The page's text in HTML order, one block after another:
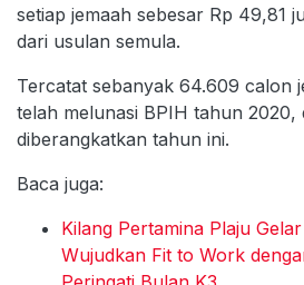
setiap jemaah sebesar Rp 49,81
dari usulan semula.
Tercatat sebanyak 64.609 calon
telah melunasi BPIH tahun 2020,
diberangkatkan tahun ini.
Baca juga:
Kilang Pertamina Plaju
Wujudkan Fit to Work